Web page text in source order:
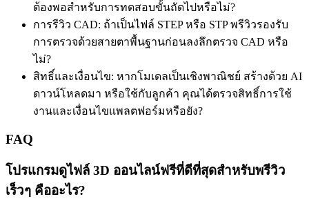
ต้องพอสำหรับการทดสอบขั้นถัดไปหรือไม่?
การรีวิว CAD: ถ้าเป็นไฟล์ STEP หรือ STP พรีวิวรองรับ
การตรวจด้วยสายตาพื้นฐานก่อนลงลึกตรวจ CAD หรือ
ไม่?
สิทธิ์และเงื่อนไข: หากโมเดลเป็นเชิงพาณิชย์ สร้างด้วย AI
ดาวน์โหลดมา หรือใช้กับลูกค้า คุณได้ตรวจสิทธิ์การใช้
งานและเงื่อนไขแพลตฟอร์มหรือยัง?
FAQ
โปรแกรมดูไฟล์ 3D ออนไลน์ฟรีที่ดีที่สุดสำหรับพรีวิว
เร็วๆ คืออะไร?